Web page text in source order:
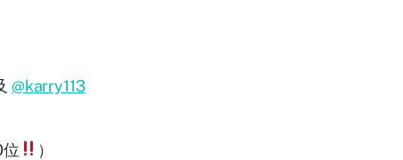
@karry113
）